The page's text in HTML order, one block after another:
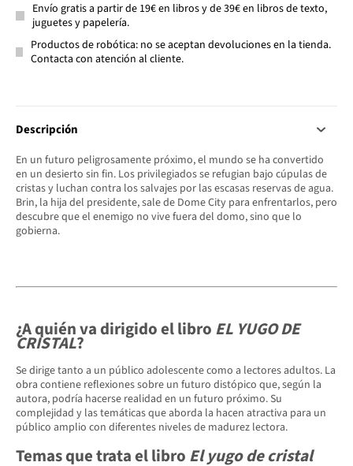
Envío gratis a partir de 19€ en libros y de 39€ en libros de texto,
juguetes y papelería.
Productos de robótica: no se aceptan devoluciones en la tienda.
Contacta con atención al cliente.
Descripción
En un futuro peligrosamente próximo, el mundo se ha convertido
en un desierto sin fin. Los privilegiados se refugian bajo cúpulas de
cristas y luchan contra los salvajes por las escasas reservas de agua.
Brin, la hija del presidente, sale de Dome City para enfrentarlos, pero
descubre que el enemigo no vive fuera del domo, sino que lo
gobierna.
¿A quién va dirigido el libro EL YUGO DE
CRISTAL?
Se dirige tanto a un público adolescente como a lectores adultos. La
obra contiene reflexiones sobre un futuro distópico que, según la
autora, podría hacerse realidad en un futuro próximo. Su
complejidad y las temáticas que aborda la hacen atractiva para un
público amplio con diferentes niveles de madurez lectora.
Temas que trata el libro El yugo de cristal